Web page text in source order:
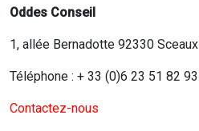
Oddes Conseil
1, allée Bernadotte 92330 Sceaux
Téléphone : + 33 (0)6 23 51 82 93
Contactez-nous